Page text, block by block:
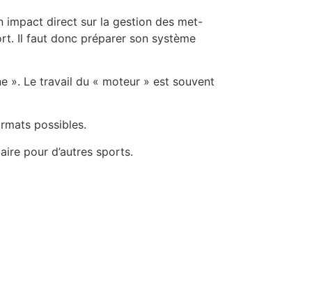
impact direct sur la gestion des met-
Il faut donc préparer son système
». Le travail du « moteur » est souvent
possibles.
pour d’autres sports.